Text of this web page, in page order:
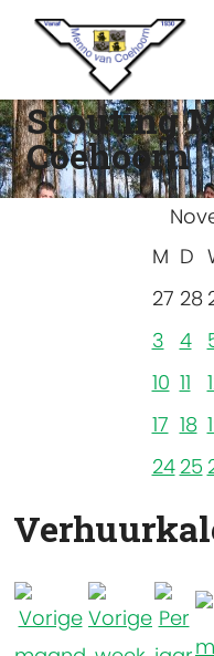
Scouting
Coehoorn
M D
27 28
3 4
10 11
17 18
24 25